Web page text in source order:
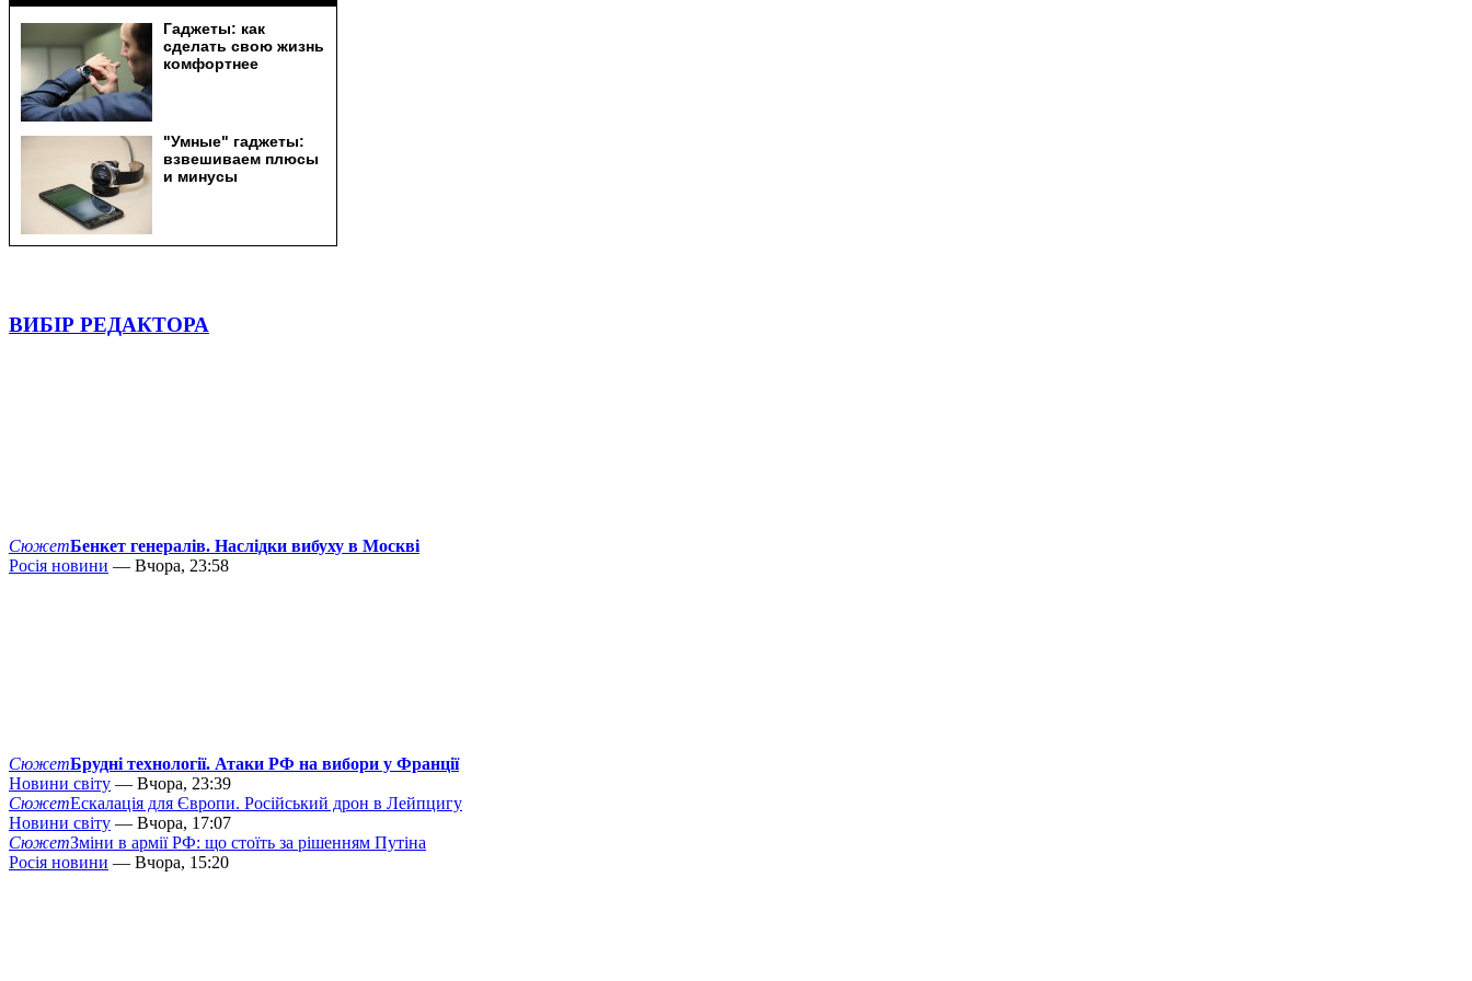
ВИБІР РЕДАКТОРА
СюжетБенкет генералів. Наслідки вибуху в Москві
Росія новини — Вчора, 23:58
СюжетБрудні технології. Атаки РФ на вибори у Франції
Новини світу — Вчора, 23:39
СюжетЕскалація для Європи. Російський дрон в Лейпцигу
Новини світу — Вчора, 17:07
СюжетЗміни в армії РФ: що стоїть за рішенням Путіна
Росія новини — Вчора, 15:20